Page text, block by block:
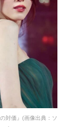
対価』(画像出典：ソ